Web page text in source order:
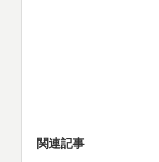
関連記事